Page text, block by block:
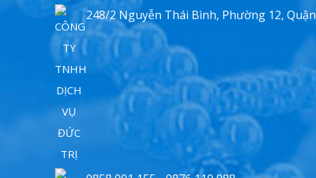
248/2 Nguyễn Thái Bình, Phường 12,